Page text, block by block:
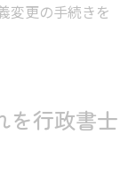
変更の手続きを
を行政書士